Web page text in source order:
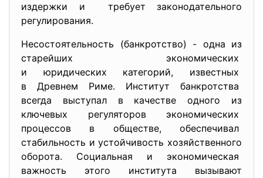
издержки и требует законодательного
регулирования.
Несостоятельность (банкротство) - одна из
старейших экономических
и юридических категорий, известных
в Древнем Риме. Институт банкротства
всегда выступал в качестве одного из
ключевых регуляторов экономических
процессов в обществе, обеспечивал
стабильность и устойчивость хозяйственного
оборота. Социальная и экономическая
важность этого института вызывают